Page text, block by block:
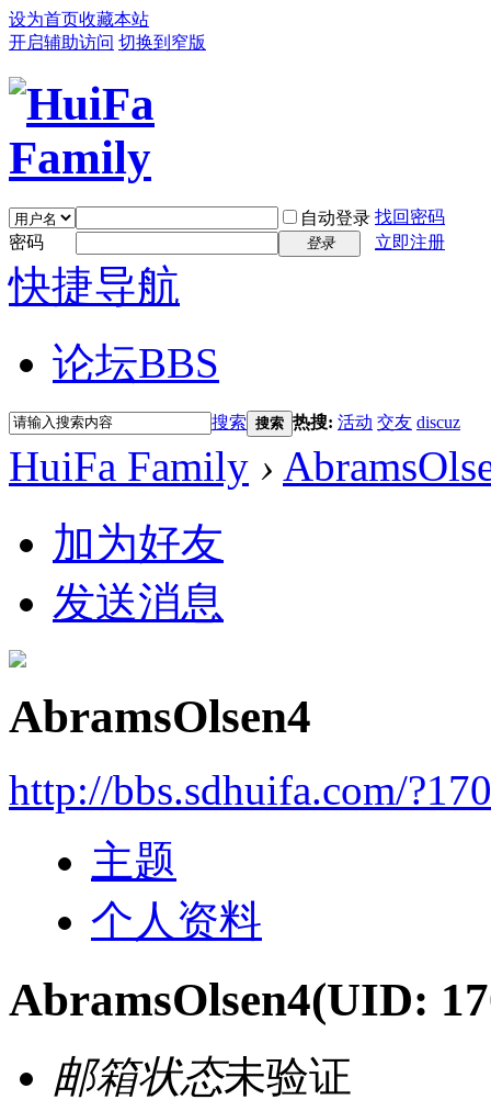
设为首页收藏本站
开启辅助访问 切换到窄版
自动登录 找回密码
密码
登录 立即注册
快捷导航
论坛BBS
搜索 搜索 热搜: 活动 交友 discuz
HuiFa Family ›
加为好友
发送消息
AbramsOlsen4
http://bbs.sdhuifa.com/
主题
个人资料
AbramsOlsen4(UID:
邮箱状态未验证